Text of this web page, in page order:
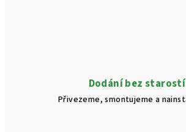
Dodání bez starostí
Přivezeme, smontujeme a